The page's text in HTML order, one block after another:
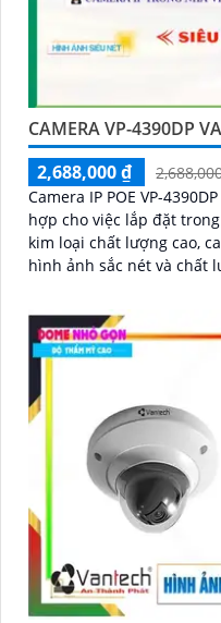
CAMERA VP-4390DP
2,688,000 ₫
Camera IP POE VP-
hợp cho việc lắp đặt trong văn phòng.
kim loại chất lượng cao,
hình ảnh sắc nét và chất